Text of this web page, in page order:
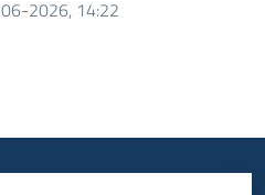
2026, 14:22